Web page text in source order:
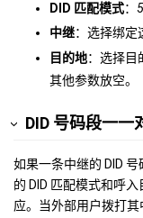
DID 匹配模式：
中继：选择绑定
目的地：选择目
其他参数放空。
DID 号码段一一
如果一条中继的 DID
的 DID 匹配模式和呼
应。当外部用户拨打